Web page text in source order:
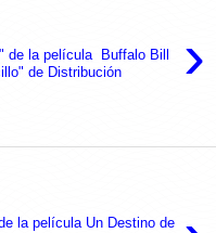
›
de la película Buffalo Bill
de Distribución
la película Un Destino de